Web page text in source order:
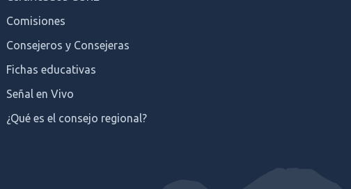
Comisiones
Consejeros y Consejeras
Fichas educativas
Señal en Vivo
¿Qué es el consejo regional?